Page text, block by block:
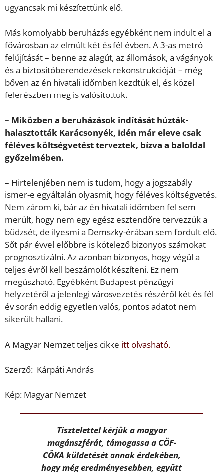
ugyancsak mi készítettünk elő.
Más komolyabb beruházás egyébként nem indult el a
fővárosban az elmúlt két és fél évben. A 3-as metró
felújítását – benne az alagút, az állomások, a vágányok
és a biztosítóberendezések rekonstrukcióját – még
bőven az én hivatali időmben kezdtük el, és közel
felerészben meg is valósítottuk.
– Miközben a beruházások indítását húzták-
halasztották Karácsonyék, idén már eleve csak
féléves költségvetést terveztek, bízva a baloldal
győzelmében.
– Hirtelenjében nem is tudom, hogy a jogszabály
ismer-e egyáltalán olyasmit, hogy féléves költségvetés.
Nem zárom ki, bár az én hivatali időmben fel sem
merült, hogy nem egy egész esztendőre tervezzük a
büdzsét, de ilyesmi a Demszky-érában sem fordult elő.
Sőt pár évvel előbbre is kötelező bizonyos számokat
prognosztizálni. Az azonban bizonyos, hogy végül a
teljes évről kell beszámolót készíteni. Ez nem
megúszható. Egyébként Budapest pénzügyi
helyzetéről a jelenlegi városvezetés részéről két és fél
év során eddig egyetlen valós, pontos adatot nem
sikerült hallani.
A Magyar Nemzet teljes cikke itt olvasható.
Szerző: Kárpáti András
Kép: Magyar Nemzet
Tisztelettel kérjük a magyar
magánszférát, támogassa a CÖF-
CÖKA küldetését annak érdekében,
hogy még eredményesebben, együtt